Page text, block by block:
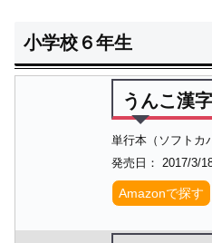
小学校６年生
うんこ漢
単行本（ソフトカ
発売日： 2017/3/
Amazonで探す